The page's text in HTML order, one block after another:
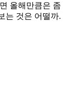
올해만큼은
는 것은 어떨까.